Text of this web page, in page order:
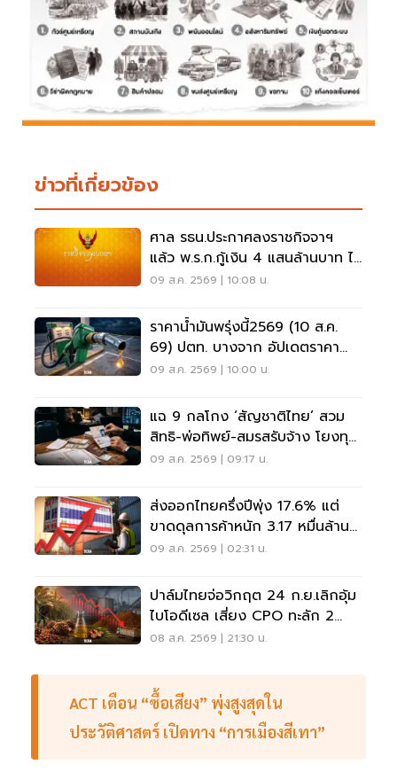
ข่าวที่เกี่ยวข้อง
ศาล รธน.ประกาศลงราชกิจจาฯ
แล้ว พ.ร.ก.กู้เงิน 4 แสนล้านบาท ไม่
ขัดรัฐธรรมนูญ
09 ส.ค. 2569 | 10:08 น.
ราคาน้ำมันพรุ่งนี้2569 (10 ส.ค.
69) ปตท. บางจาก อัปเดตราคา
ล่าสุด
09 ส.ค. 2569 | 10:00 น.
แฉ 9 กลโกง ‘สัญชาติไทย’ สวม
สิทธิ-พ่อทิพย์-สมรสรับจ้าง โยงทุน
สีเทา
09 ส.ค. 2569 | 09:17 น.
ส่งออกไทยครึ่งปีพุ่ง 17.6% แต่
ขาดดุลการค้าหนัก 3.17 หมื่นล้าน
ดอลลาร์
09 ส.ค. 2569 | 02:31 น.
ปาล์มไทยจ่อวิกฤต 24 ก.ย.เลิกอุ้ม
ไบโอดีเซล เสี่ยง CPO ทะลัก 2
ล้านตัน
08 ส.ค. 2569 | 21:30 น.
ACT เตือน “ซื้อเสียง” พุ่งสูงสุดใน
ประวัติศาสตร์ เปิดทาง “การเมืองสีเทา”